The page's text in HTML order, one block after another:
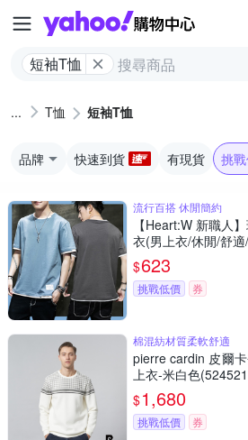
Yahoo
短袖T恤
T恤 短袖T恤
品牌 快速到貨 有現貨 挑
流行百搭 休閒簡約
【Heart:W 新職人
衣(男上衣/休閒/舒
$623
挑戰低價 券
棉混紡材質柔軟舒適
pierre cardin 皮爾
上衣-米白色
$1,680
挑戰低價 券